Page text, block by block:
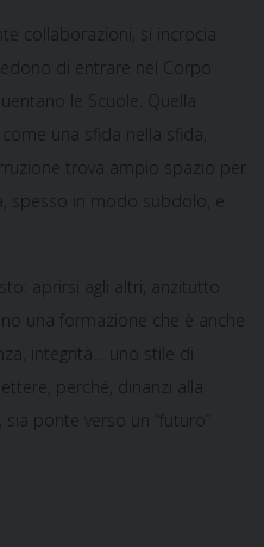
collaborazioni, si incrocia
di entrare nel Corpo
le Scuole. Quella
una sfida nella sfida,
trova ampio spazio per
spesso in modo subdolo, e
aprirsi agli altri, anzitutto
una formazione che è anche
integrità… uno stile di
perché, dinanzi alla
ponte verso un “futuro”